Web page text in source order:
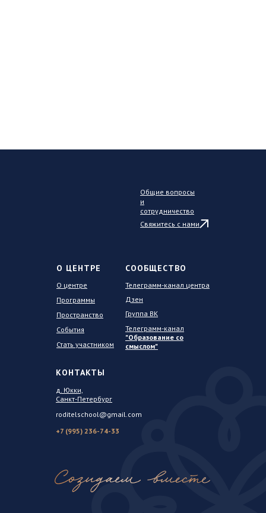
О ЦЕНТРЕ
Стать участником
События
Пространство
Программы
О центре
СООБЩЕСТВО
Телеграмм-канал
"Образование со
смыслом"
Телеграмм-канал центра
Группа ВК
Дзен
+7 (995) 236-74-33
КОНТАКТЫ
д. Юкки,
Санкт-Петербург
roditelschool@gmail.com
Свяжитесь с нами
Общие вопросы
и
сотрудничество